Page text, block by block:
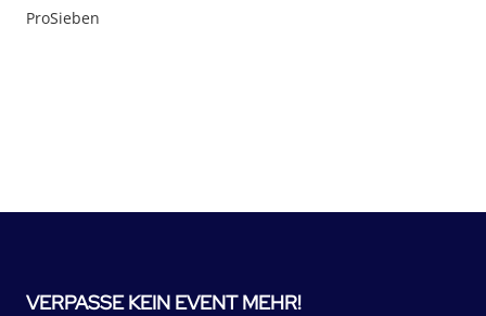
ProSieben
VERPASSE KEIN EVENT MEHR!